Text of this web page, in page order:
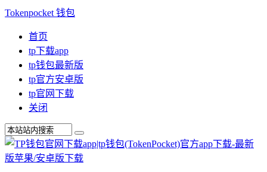
Tokenpocket 钱包
首页
tp下载app
tp钱包最新版
tp官方安卓版
tp官网下载
关闭